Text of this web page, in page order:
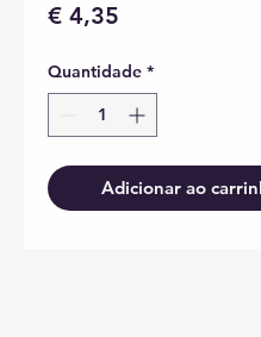
€ 4,35
Quantidade *
Adicionar ao